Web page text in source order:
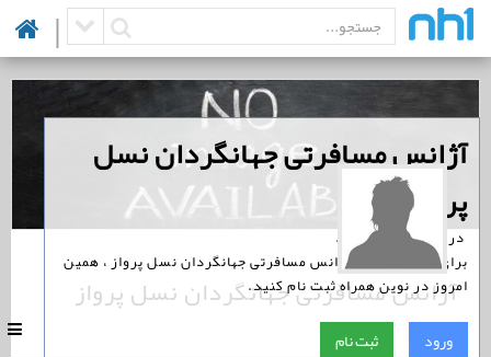
|
‏آژانس مسافرتی جهانگردان نسل
پرواز
‏ در نوین همراه است.
برای پیگیری اخبار آژانس مسافرتی جهانگردان نسل پرواز ، همین
امروز در نوین همراه ثبت نام کنید.
ورود ثبت نام
آژانس مسافرتی جهانگردان نسل پرواز
|